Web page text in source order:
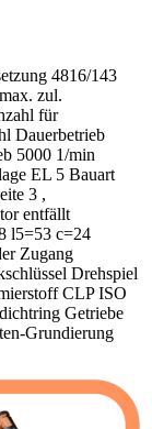
4816/143
zul.
für
Dauerbetrieb
5000 1/min
EL 5 Bauart
3 ,
entfällt
l5=53 c=24
Zugang
Drehspiel
CLP ISO
Getriebe
Grundierung